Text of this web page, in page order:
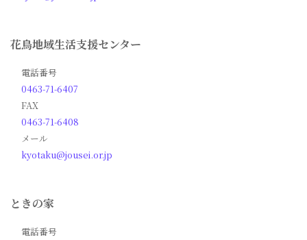
花鳥地域生活支援センター
電話番号
0463-71-6407
FAX
0463-71-6408
メール
kyotaku@jousei.or.jp
ときの家
電話番号